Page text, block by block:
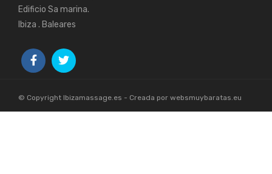
Edificio Sa marina.
Ibiza . Baleares
© Copyright Ibizamassage.es - Creada por websmuybaratas.eu